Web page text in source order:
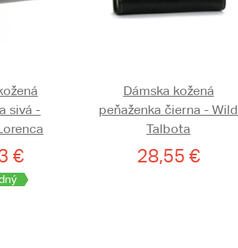
sivá -
€
Dámska kožená
peňaženka čierna - Wild
Talbota
28,55 €